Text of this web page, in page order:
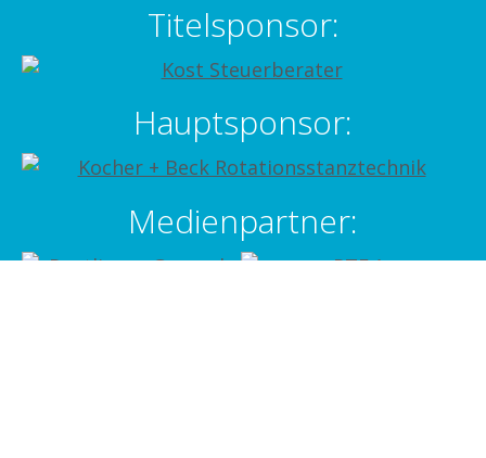
Titelsponsor:
Hauptsponsor:
Medienpartner: